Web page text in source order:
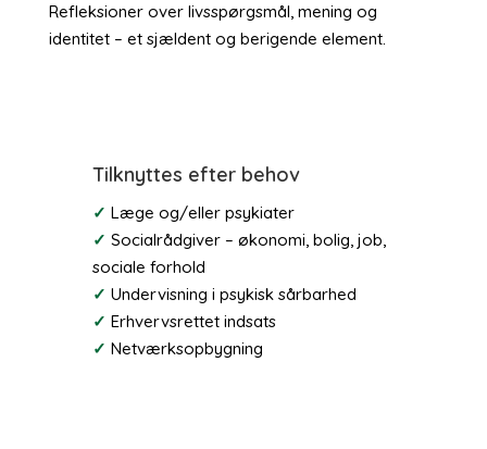
Refleksioner over livsspørgsmål, mening og
identitet – et sjældent og berigende element.
Tilknyttes efter behov
✓ Læge og/eller psykiater
✓ Socialrådgiver – økonomi, bolig, job,
sociale forhold
✓ Undervisning i psykisk sårbarhed
✓ Erhvervsrettet indsats
✓ Netværksopbygning